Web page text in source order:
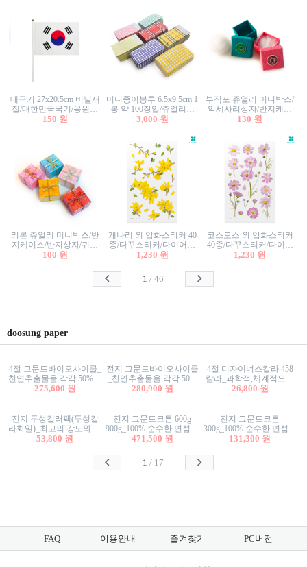
태극기 27x20.5cm 비닐재
질/대한민국국기/응원깃
발/행사깃발
150 원
미니종이봉투 6.5x9.5cm 1
봉 약 100장입/쥬얼리봉
투/증명사진봉투/악세사
3,000 원
부직포 쥬얼리 미니박스/
악세사리상자/반지케이
스/반지상자/귀걸이상자/
130 원
리본 쥬얼리 미니박스/반
지케이스/반지상자/귀걸
이상자/귀걸이박스/악세
100 원
개나리 외 압화스티커 40
종/다꾸스티커/다이어리
꾸미기/꽃스티커/자연물
1,230 원
코스모스 외 압화스티커
40종/다꾸스티커/다이어
리꾸미기/꽃스티커/자연
1,230 원
1 /46
doosung paper
4절 그문드바이오사이클_
천연추출물을 각각 50%이
상 함유한 친환경그래픽
275,600 원
전지 그문드바이오사이클
_천연추출물을 각각 50%
이상 함유한 친환경그래
280,900 원
4절 디자이너스칼라 458
칼라_과학적,체계적으로
분류된 200색을 갖춘 색지
26,800 원
전지 두성컬러팩(두성칼
라화일)_최고의 강도와 평
활성을 지닌 다양한 컬러
53,800 원
전지 그문드코튼 600g
900g_100% 순수한 면섬유
로 만든 친환경프리미엄
471,500 원
전지 그문드코튼
300g_100% 순수한 면섬유
로 만든 친환경프리미엄
131,300 원
1 / 17
FAQ 이용안내 즐겨찾기 PC버전